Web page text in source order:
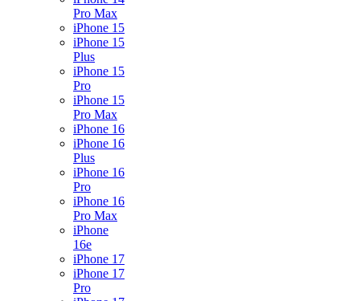
Pro Max
iPhone 15
iPhone 15
Plus
iPhone 15
Pro
iPhone 15
Pro Max
iPhone 16
iPhone 16
Plus
iPhone 16
Pro
iPhone 16
Pro Max
iPhone
16e
iPhone 17
iPhone 17
Pro